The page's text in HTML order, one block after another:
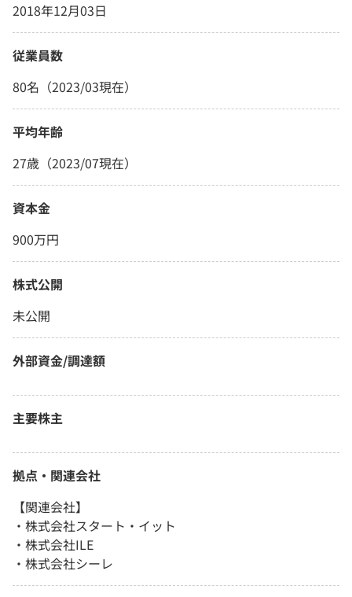
2018年12月03日
従業員数
80名（2023/03現在）
平均年齢
27歳（2023/07現在）
資本金
900万円
株式公開
未公開
外部資金/調達額
主要株主
拠点・関連会社
【関連会社】
・株式会社スタート・イット
・株式会社ILE
・株式会社シーレ